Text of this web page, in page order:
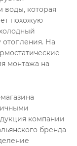
которая
похожую
отопления. На
монтажа на
компании
бренда